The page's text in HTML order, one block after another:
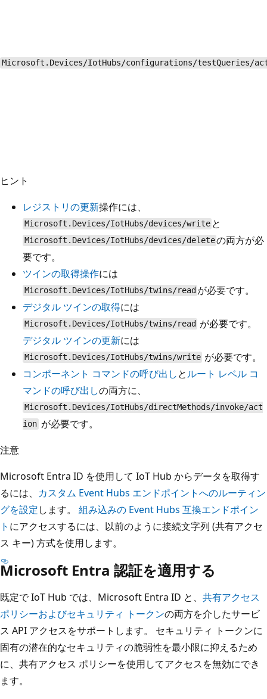
Microsoft.Devices/IotHubs/configurations/testQueries/
ヒント
レジストリの更新操作には、
Microsoft.Devices/IotHubs/devices/write と
Microsoft.Devices/IotHubs/devices/deleteの両方が必
要です。
ツインの取得操作には
Microsoft.Devices/IotHubs/twins/read が必要です。
デジタル ツインの取得には
Microsoft.Devices/IotHubs/twins/read が必要です。
デジタル ツインの更新には
Microsoft.Devices/IotHubs/twins/write が必要です。
コンポーネント コマンドの呼び出しとルート レベル コ
マンドの呼び出しの両方に、
Microsoft.Devices/IotHubs/directMethods/invoke/act
ion が必要です。
注意
Microsoft Entra ID を使用して IoT Hub からデータを取得す
るには、 カスタム Event Hubs エンドポイントへのルーティン
グを設定します。 組み込みの Event Hubs 互換エンドポイン
ト にアクセスするには、以前のように接続文字列 (共有アクセ
ス キー) 方式を使用します。
Microsoft Entra 認証を適用する
既定で IoT Hub では、Microsoft Entra ID と、 共有アクセス
ポリシーおよびセキュリティ トークンの両方を介したサービ
ス API アクセスをサポートします。 セキュリティ トークンに
固有の潜在的なセキュリティの脆弱性を最小限に抑えるため
に、共有アクセス ポリシーを使用してアクセスを無効にでき
ます。